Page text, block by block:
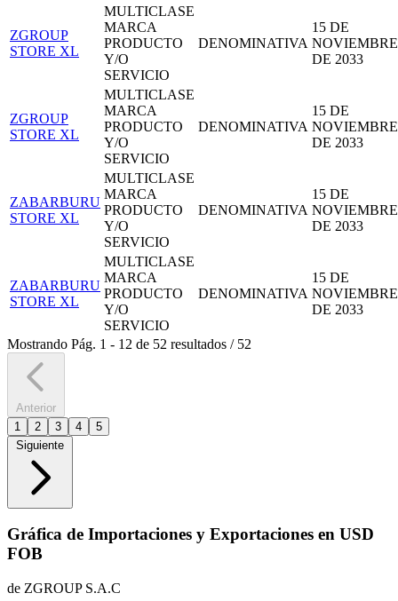
ZGROUP
STORE XL
MULTICLASE
MARCA
PRODUCTO
Y/O
SERVICIO
DENOMINATIVA
15 DE
NOVIEMBRE
DE 2033
ZGROUP
STORE XL
MULTICLASE
MARCA
PRODUCTO
Y/O
SERVICIO
DENOMINATIVA
15 DE
NOVIEMBRE
DE 2033
ZABARBURU
STORE XL
MULTICLASE
MARCA
PRODUCTO
Y/O
SERVICIO
DENOMINATIVA
15 DE
NOVIEMBRE
DE 2033
ZABARBURU
STORE XL
MULTICLASE
MARCA
PRODUCTO
Y/O
SERVICIO
DENOMINATIVA
15 DE
NOVIEMBRE
DE 2033
Mostrando Pág. 1 - 12 de 52 resultados / 52
Anterior
1
2 3 4
5
Siguiente
Gráfica de Importaciones y Exportaciones en USD
FOB
de ZGROUP S.A.C